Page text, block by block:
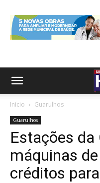
Início Guarulhos
Guarulhos
Estações
máquinas
créditos